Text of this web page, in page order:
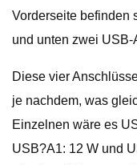
Vorderseite befinden
und unten zwei USB-
Diese vier
je nachdem, was
Einzelnen wäre es
USB?A1: 12 W und